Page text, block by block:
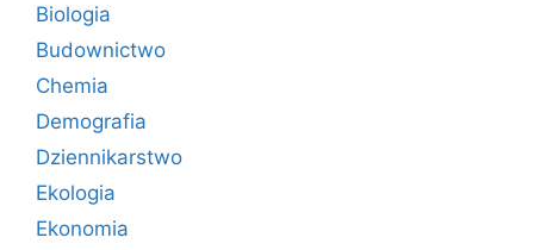
Biologia
Budownictwo
Chemia
Demografia
Dziennikarstwo
Ekologia
Ekonomia